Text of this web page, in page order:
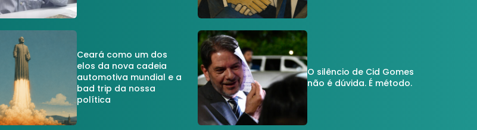
Ceará como um dos
elos da nova cadeia
automotiva mundial e a
bad trip da nossa
política
O silêncio de Cid Gomes
não é dúvida. É método.